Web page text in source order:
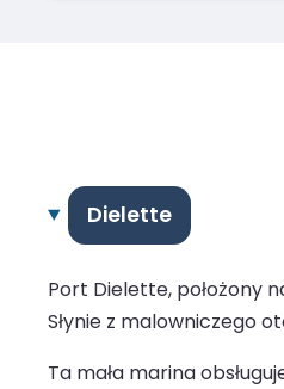
Dielette
Port Dielette, położony
Słynie z malowniczego
Ta mała marina